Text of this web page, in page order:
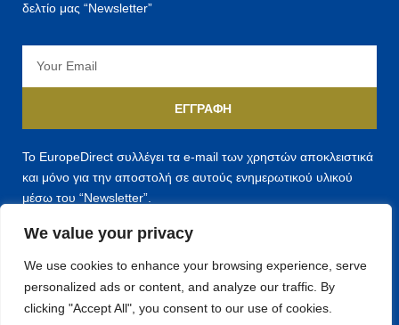
We value your privacy
We use cookies to enhance your browsing experience, serve
personalized ads or content, and analyze our traffic. By
clicking "Accept All", you consent to our use of cookies.
δελτίο μας “Newsletter”
ΕΓΓΡΑΦΉ
Το EuropeDirect συλλέγει τα e-mail των χρηστών αποκλειστικά
και μόνο για την αποστολή σε αυτούς ενημερωτικού υλικού
μέσω του “Newsletter”.
F
a
T
w
Y
o